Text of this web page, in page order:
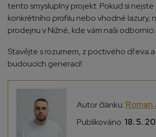
tento smysluplný projekt. Pokud si nejste
konkrétního profilu nebo vhodné lazury,
prodejnu v Nižné, kde vám naši
Stavějte s rozumem, z poctivého dřeva
budoucích generací!
Autor článku:
Publikováno: 18. 5.